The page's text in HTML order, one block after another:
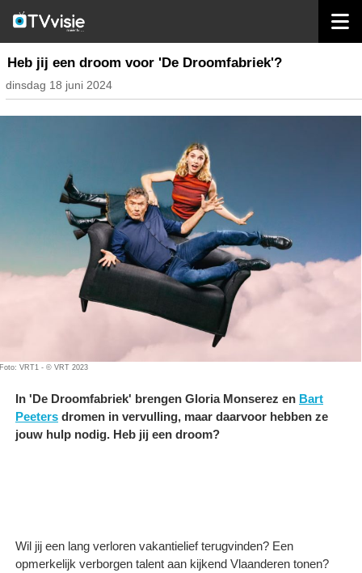
nieuws belgië
Heb jij een droom voor 'De Droomfabriek'?
dinsdag 18 juni 2024
Foto: VRT1 - © VRT 2023
In 'De Droomfabriek' brengen Gloria Monserez en Bart
Peeters dromen in vervulling, maar daarvoor hebben ze
jouw hulp nodig. Heb jij een droom?
Wil jij een lang verloren vakantielief terugvinden? Een
opmerkelijk verborgen talent aan kijkend Vlaanderen tonen?